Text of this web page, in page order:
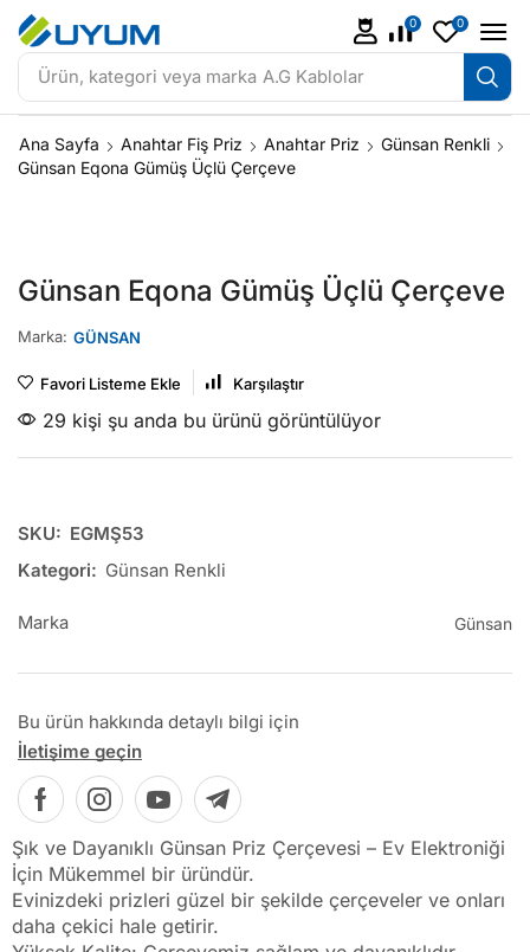
Ürün, kategori veya marka A.G Kablolar
0 0
Ana Sayfa Anahtar Fiş Priz Anahtar Priz
Günsan Renkli
Günsan Eqona Gümüş Üçlü Çerçeve
Günsan Eqona Gümüş Üçlü Çerçeve
Marka: GÜNSAN
Favori Listeme Ekle Karşılaştır
29 kişi şu anda bu ürünü görüntülüyor
SKU: EGMŞ53
Kategori: Günsan Renkli
Marka Günsan
Bu ürün hakkında detaylı bilgi için
İletişime geçin
Şık ve Dayanıklı Günsan Priz Çerçevesi – Ev Elektroniği
İçin Mükemmel bir üründür.
Evinizdeki prizleri güzel bir şekilde çerçeveler ve onları
daha çekici hale getirir.